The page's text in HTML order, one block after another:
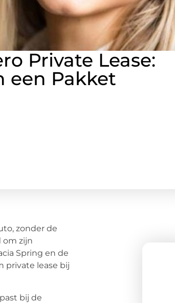
Private Lease:
een Pakket
zonder de
om zijn
Spring en de
private lease bij
bij de